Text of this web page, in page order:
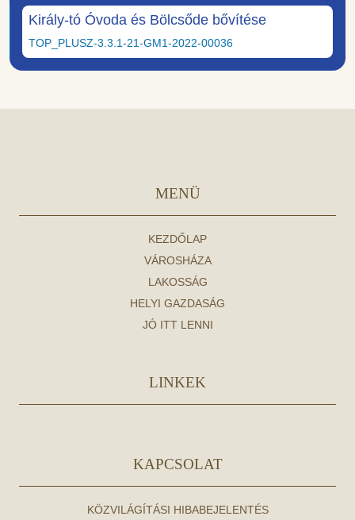
Király-tó Óvoda és Bölcsőde bővítése
TOP_PLUSZ-3.3.1-21-GM1-2022-00036
MENÜ
KEZDŐLAP
VÁROSHÁZA
LAKOSSÁG
HELYI GAZDASÁG
JÓ ITT LENNI
LINKEK
KAPCSOLAT
KÖZVILÁGÍTÁSI HIBABEJELENTÉS